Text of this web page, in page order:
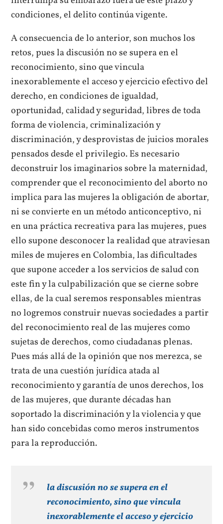
condiciones, el delito continúa vigente.
A consecuencia de lo anterior, son muchos los
retos, pues la discusión no se supera en el
reconocimiento, sino que vincula
inexorablemente el acceso y ejercicio efectivo del
derecho, en condiciones de igualdad,
oportunidad, calidad y seguridad, libres de toda
forma de violencia, criminalización y
discriminación, y desprovistas de juicios morales
pensados desde el privilegio. Es necesario
deconstruir los imaginarios sobre la maternidad,
comprender que el reconocimiento del aborto no
implica para las mujeres la obligación de abortar,
ni se convierte en un método anticonceptivo, ni
en una práctica recreativa para las mujeres, pues
ello supone desconocer la realidad que atraviesan
miles de mujeres en Colombia, las dificultades
que supone acceder a los servicios de salud con
este fin y la culpabilización que se cierne sobre
ellas, de la cual seremos responsables mientras
no logremos construir nuevas sociedades a partir
del reconocimiento real de las mujeres como
sujetas de derechos, como ciudadanas plenas.
Pues más allá de la opinión que nos merezca, se
trata de una cuestión jurídica atada al
reconocimiento y garantía de unos derechos, los
de las mujeres, que durante décadas han
soportado la discriminación y la violencia y que
han sido concebidas como meros instrumentos
para la reproducción.
la discusión no se supera en el
reconocimiento, sino que vincula
inexorablemente el acceso y ejercicio